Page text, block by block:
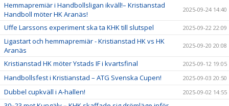
Hemmapremiär i Handbollsligan ikväll!– Kristianstad
Handboll möter HK Aranäs!
2025-09-24 14:40
Uffe Larssons experiment ska ta KHK till slutspel 2025-09-22 22:09
Ligastart och hemmapremiär - Kristianstad HK vs HK
Aranäs
2025-09-20 20:08
Kristianstad HK möter Ystads IF i kvartsfinal 2025-09-12 19:05
Handbollsfest i Kristianstad – ATG Svenska Cupen! 2025-09-03 20:50
Dubbel cupkväll i A-hallen! 2025-09-02 14:55